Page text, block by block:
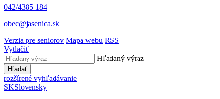
042/4385 184
obec@jasenica.sk
Verzia pre seniorov Mapa webu RSS
Vytlačiť
Hľadaný výraz
Hľadať
rozšírené vyhľadávanie
SKSlovensky